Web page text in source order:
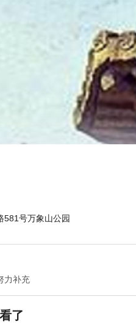
581号万象山公园
力补充
了